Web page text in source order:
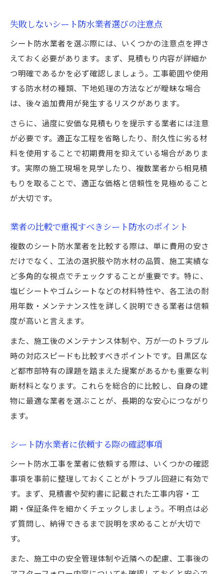
失敗しないシート防水業者選びの注意点
シート防水業者を選ぶ際には、いくつかの注意点を押さ
えておく必要があります。まず、見積もり内容が詳細か
つ明確であるかを必ず確認しましょう。工事範囲や使用
する防水材の種類、下地処理の方法などが曖昧な場合
は、後々追加費用が発生するリスクがあります。
さらに、過度に安価な見積もりを提示する業者には注意
が必要です。適正な工程を省略したり、耐久性に劣る材
料を使用することで初期費用を抑えている場合がありま
す。実際の施工現場を見学したり、複数業者から相見積
もりを取ることで、適正な価格と信頼性を見極めること
が大切です。
業者の比較で重視すべきシート防水のポイント
複数のシート防水業者を比較する際は、単に費用の安さ
だけでなく、工法の選択肢や防水材の品質、施工実績な
ど多角的な視点でチェックすることが重要です。特に、
塩ビシートやゴムシートなどの材料特性や、各工法の耐
用年数・メンテナンス性を詳しく説明できる業者は信頼
度が高いと言えます。
また、施工後のメンテナンス体制や、万が一のトラブル
時の対応スピードも比較すべきポイントです。目黒区な
ど都市部特有の課題を踏まえた提案があるかも重要な判
断材料となります。これらを総合的に比較し、自身の建
物に最適な業者を選ぶことが、長期的な安心につながり
ます。
シート防水業者に依頼する際の確認事項
シート防水工事を業者に依頼する際は、いくつかの確認
事項を事前に整理しておくことがトラブル回避に有効で
す。まず、見積書や契約書に記載された工事内容・工
期・保証条件を細かくチェックしましょう。不明点は必
ず質問し、納得できるまで説明を求めることが大切で
す。
また、施工中の安全管理体制や近隣への配慮、工事後の